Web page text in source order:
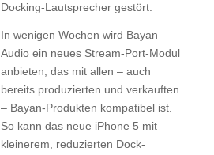
Docking-Lautsprecher gestört.
In wenigen Wochen wird Bayan
Audio ein neues Stream-Port-Modul
anbieten, das mit allen – auch
bereits produzierten und verkauften
– Bayan-Produkten kompatibel ist.
So kann das neue iPhone 5 mit
kleinerem, reduzierten Dock-